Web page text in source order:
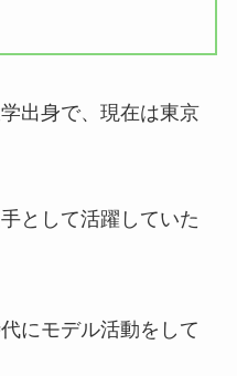
出身で、現在は東京
として活躍していた
にモデル活動をして